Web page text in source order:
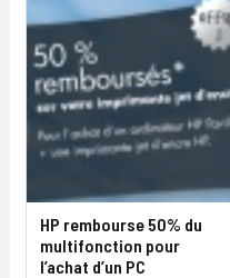
HP rembourse 50% du
multifonction pour
l’achat d’un PC